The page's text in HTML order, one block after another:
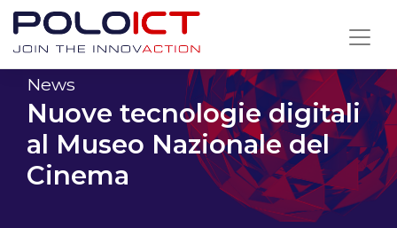
Skip
contentNews
Nuove tecnologie digitali
al Museo Nazionale del
Cinema